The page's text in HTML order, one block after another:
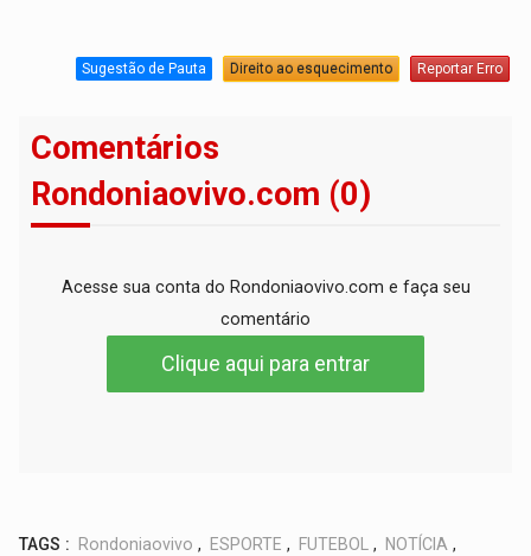
Sugestão de Pauta Direito ao esquecimento Reportar Erro
Comentários
Rondoniaovivo.com (0)
Acesse sua conta do Rondoniaovivo.com e faça seu
comentário
Clique aqui para entrar
TAGS : Rondoniaovivo , ESPORTE , FUTEBOL , NOTÍCIA ,